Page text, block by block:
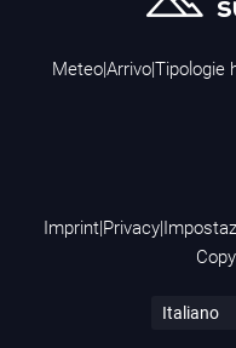
Meteo|Arrivo|Tipologie
Imprint|Privacy|